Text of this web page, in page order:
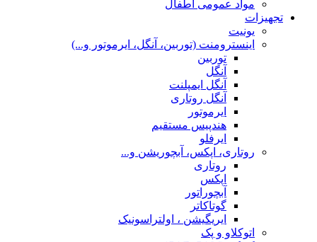
مواد عمومی اطفال
تجهیزات
یونیت
اینسترومنت (توربین، آنگل، ایرموتور و...)
توربین
آنگل
آنگل ایمپلنت
آنگل روتاری
ایرموتور
هندپیس مستقیم
ایرفلو
روتاری، اپکس، آبچوریشن و...
روتاری
اپکس
آبچوراتور
گوتاکاتر
ایریگیشن ، اولتراسونیک
اتوکلاو و پک